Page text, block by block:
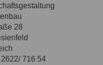
28
716 54